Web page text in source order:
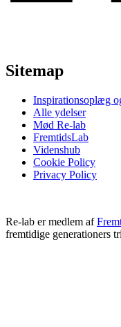
Sitemap
Inspirationsoplæg
Alle ydelser
Mød Re-lab
FremtidsLab
Videnshub
Cookie Policy
Privacy Policy
Re-lab er medlem af
fremtidige generationers